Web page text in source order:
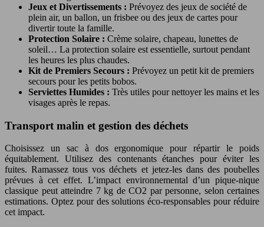
Jeux et Divertissements : Prévoyez des jeux de société de
plein air, un ballon, un frisbee ou des jeux de cartes pour
divertir toute la famille.
Protection Solaire : Crème solaire, chapeau, lunettes de
soleil… La protection solaire est essentielle, surtout pendant
les heures les plus chaudes.
Kit de Premiers Secours : Prévoyez un petit kit de premiers
secours pour les petits bobos.
Serviettes Humides : Très utiles pour nettoyer les mains et les
visages après le repas.
Transport malin et gestion des déchets
Choisissez un sac à dos ergonomique pour répartir le poids
équitablement. Utilisez des contenants étanches pour éviter les
fuites. Ramassez tous vos déchets et jetez-les dans des poubelles
prévues à cet effet. L’impact environnemental d’un pique-nique
classique peut atteindre 7 kg de CO2 par personne, selon certaines
estimations. Optez pour des solutions éco-responsables pour réduire
cet impact.